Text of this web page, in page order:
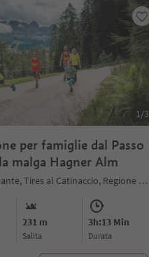
1/3
per famiglie dal Passo
malga Hagner Alm
Nova Levante, Tires al Catinaccio, Regione dolomitica Alpe di Siusi
231 m
Salita
3h:13 Min
durata